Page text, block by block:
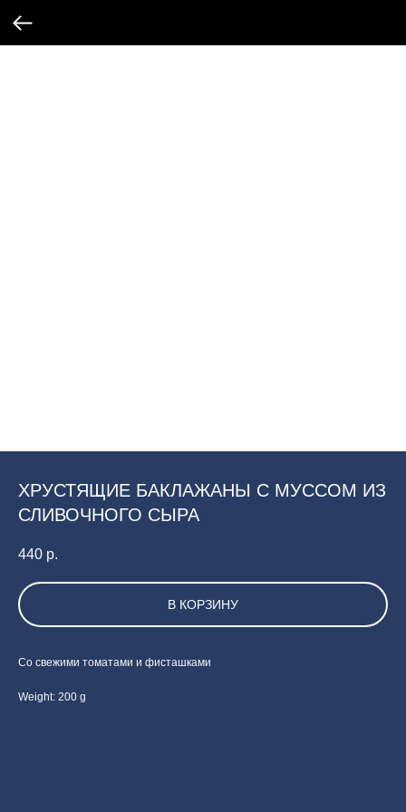
ХРУСТЯЩИЕ БАКЛАЖАНЫ С МУССОМ ИЗ
СЛИВОЧНОГО СЫРА
440 р.
В КОРЗИНУ
Со свежими томатами и фисташками
Weight: 200 g